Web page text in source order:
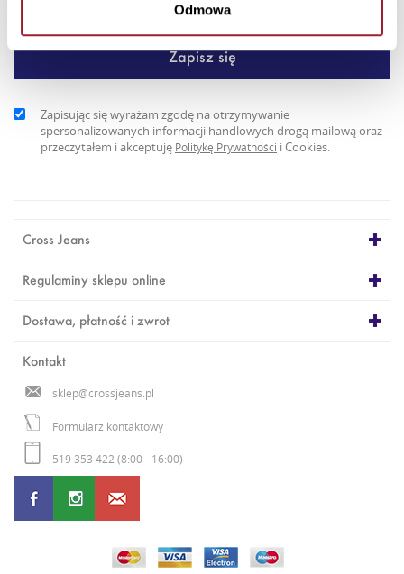
Odmowa
Zapisując się wyrażam zgodę na otrzymywanie
spersonalizowanych informacji handlowych drogą mailową oraz
przeczytałem i akceptuję Politykę Prywatności i Cookies.
Cross Jeans
Regulaminy sklepu online
Dostawa, płatność i zwrot
Kontakt
sklep@crossjeans.pl
Formularz kontaktowy
519 353 422 (8:00 - 16:00)